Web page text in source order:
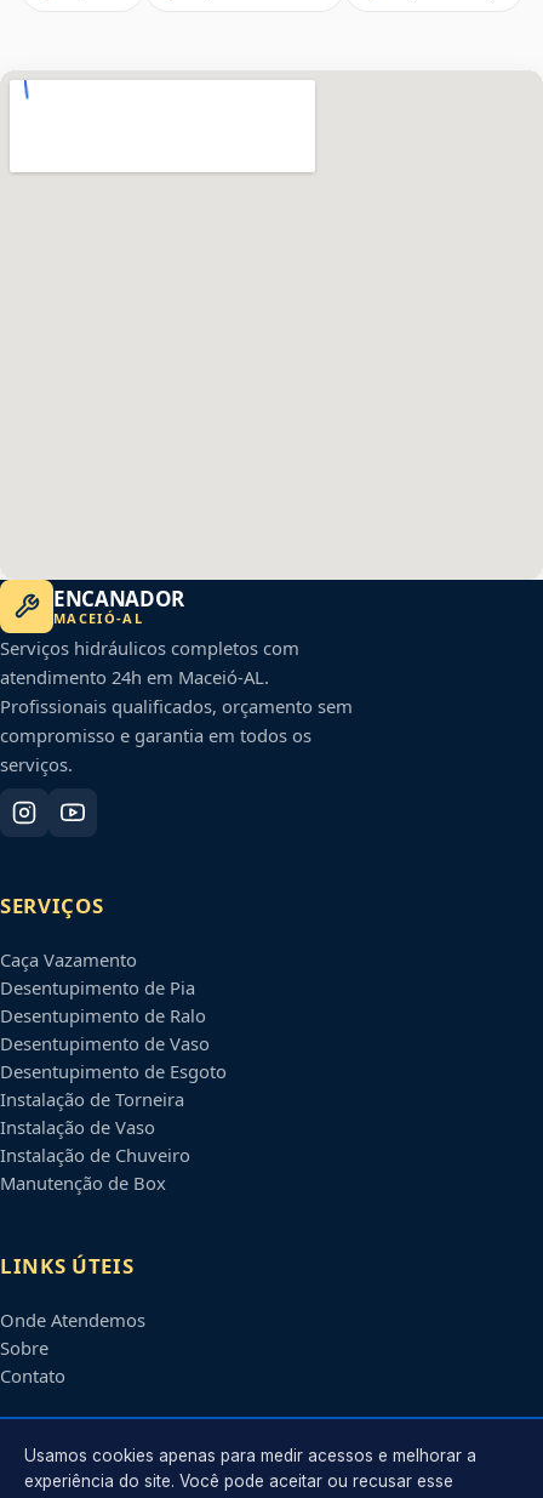
ENCANADOR
MACEIÓ-AL
Serviços hidráulicos completos com
atendimento 24h em Maceió-AL.
Profissionais qualificados, orçamento sem
compromisso e garantia em todos os
serviços.
SERVIÇOS
Caça Vazamento
Desentupimento de Pia
Desentupimento de Ralo
Desentupimento de Vaso
Desentupimento de Esgoto
Instalação de Torneira
Instalação de Vaso
Instalação de Chuveiro
Manutenção de Box
LINKS ÚTEIS
Onde Atendemos
Sobre
Contato
CONTATO
Usamos cookies apenas para medir acessos e melhorar a
experiência do site. Você pode aceitar ou recusar esse